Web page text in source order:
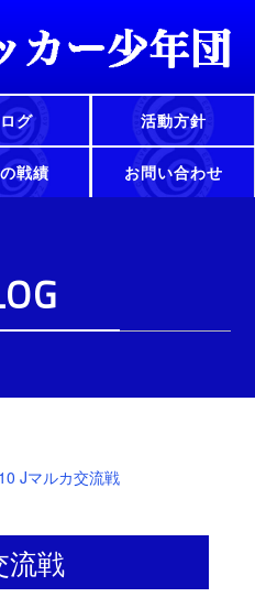
グ 活動方針
戦績 お問い合わせ
Jマルカ交流戦
流戦